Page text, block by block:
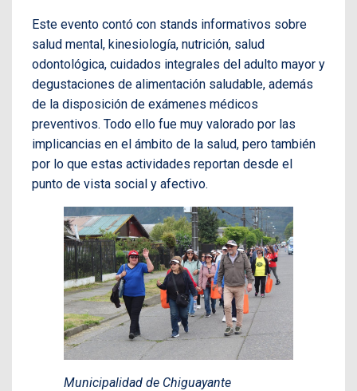
Este evento contó con stands informativos sobre
salud mental, kinesiología, nutrición, salud
odontológica, cuidados integrales del adulto mayor y
degustaciones de alimentación saludable, además
de la disposición de exámenes médicos
preventivos. Todo ello fue muy valorado por las
implicancias en el ámbito de la salud, pero también
por lo que estas actividades reportan desde el
punto de vista social y afectivo.
Municipalidad de Chiguayante